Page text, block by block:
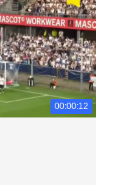
00:00:12